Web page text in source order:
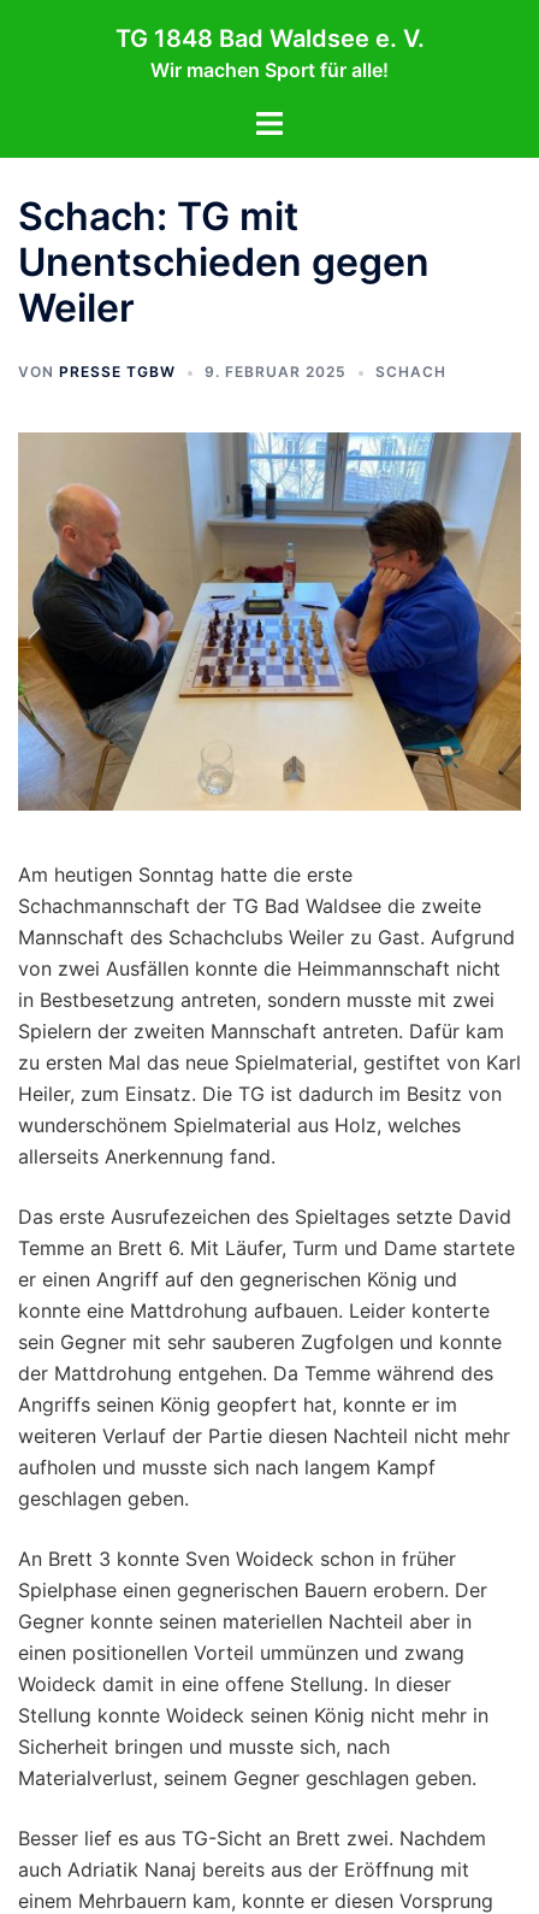
TG 1848 Bad Waldsee e. V.
Wir machen Sport für alle!
Menü
Schach: TG mit
Unentschieden gegen
Weiler
VON PRESSE TGBW 9. FEBRUAR 2025 SCHACH
Am heutigen Sonntag hatte die erste
Schachmannschaft der TG Bad Waldsee die zweite
Mannschaft des Schachclubs Weiler zu Gast. Aufgrund
von zwei Ausfällen konnte die Heimmannschaft nicht
in Bestbesetzung antreten, sondern musste mit zwei
Spielern der zweiten Mannschaft antreten. Dafür kam
zu ersten Mal das neue Spielmaterial, gestiftet von Karl
Heiler, zum Einsatz. Die TG ist dadurch im Besitz von
wunderschönem Spielmaterial aus Holz, welches
allerseits Anerkennung fand.
Das erste Ausrufezeichen des Spieltages setzte David
Temme an Brett 6. Mit Läufer, Turm und Dame startete
er einen Angriff auf den gegnerischen König und
konnte eine Mattdrohung aufbauen. Leider konterte
sein Gegner mit sehr sauberen Zugfolgen und konnte
der Mattdrohung entgehen. Da Temme während des
Angriffs seinen König geopfert hat, konnte er im
weiteren Verlauf der Partie diesen Nachteil nicht mehr
aufholen und musste sich nach langem Kampf
geschlagen geben.
An Brett 3 konnte Sven Woideck schon in früher
Spielphase einen gegnerischen Bauern erobern. Der
Gegner konnte seinen materiellen Nachteil aber in
einen positionellen Vorteil ummünzen und zwang
Woideck damit in eine offene Stellung. In dieser
Stellung konnte Woideck seinen König nicht mehr in
Sicherheit bringen und musste sich, nach
Materialverlust, seinem Gegner geschlagen geben.
Besser lief es aus TG-Sicht an Brett zwei. Nachdem
auch Adriatik Nanaj bereits aus der Eröffnung mit
einem Mehrbauern kam, konnte er diesen Vorsprung